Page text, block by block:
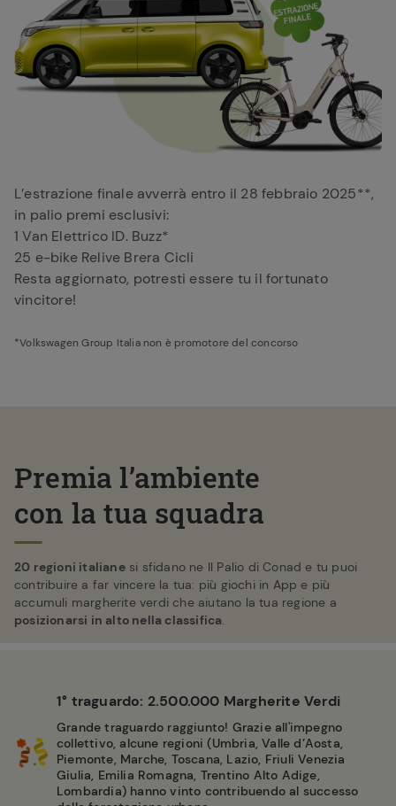
L’estrazione finale avverrà entro il 28 febbraio 2025**,
in palio premi esclusivi:
1 Van Elettrico ID. Buzz*
25 e-bike Relive Brera Cicli
Resta aggiornato, potresti essere tu il fortunato
vincitore!
*Volkswagen Group Italia non è promotore del concorso
Premia l’ambiente
con la tua squadra
20 regioni italianesi sfidano ne Il Palio di Conad e tu puoi
contribuire a far vincere la tua: più giochi in App e più
accumuli margherite verdi che aiutano la tua regione a
posizionarsi in alto nella classifica.
1° traguardo: 2.500.000 Margherite Verdi
Grande traguardo raggiunto! Grazie all'impegno
collettivo, alcune regioni (Umbria, Valle d’Aosta,
Piemonte, Marche, Toscana, Lazio, Friuli Venezia
Giulia, Emilia Romagna, Trentino Alto Adige,
Lombardia) hanno vinto contribuendo al successo